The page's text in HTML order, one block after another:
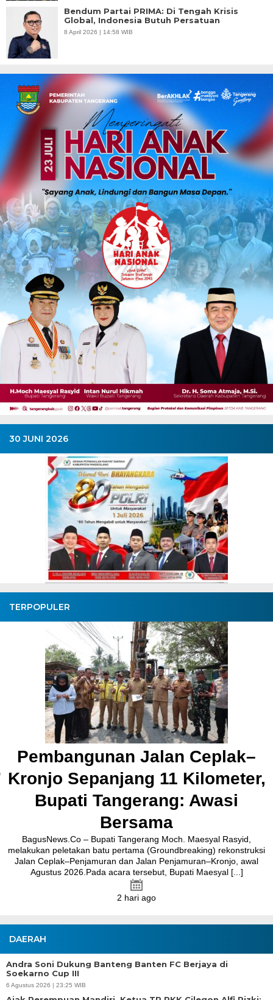
Bendum Partai PRIMA: Di Tengah Krisis
Global, Indonesia Butuh Persatuan
8 April 2026 | 14:58 WIB
30 JUNI 2026
TERPOPULER
Bupati Tangerang Lantik 6
Pejabat Baru, Ketua Forum
Camat Duduki Kursi Dinas
Pendidikan
BagusNews.Co - Sebanyak enam pejabat dilantik oleh Bupati
Tangerang Moch Maesyal Rasyid, di Pendopo Bupati Tangerang,
6 hari ago
DAERAH
Andra Soni Dukung Banteng Banten FC Berjaya di
Soekarno Cup III
6 Agustus 2026 | 23:25 WIB